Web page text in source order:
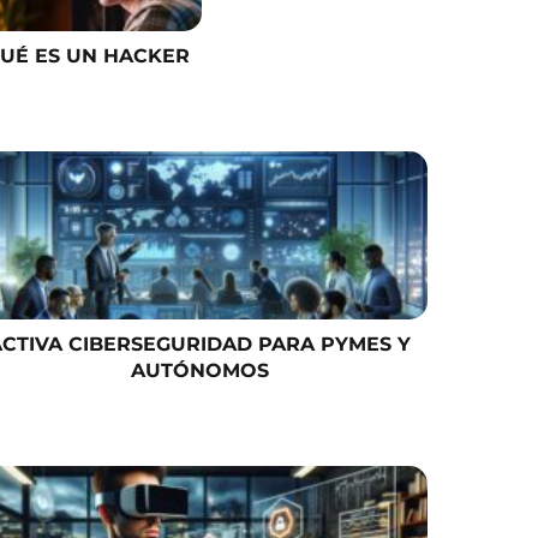
ES UN HACKER
CIBERSEGURIDAD PARA PYMES Y
AUTÓNOMOS